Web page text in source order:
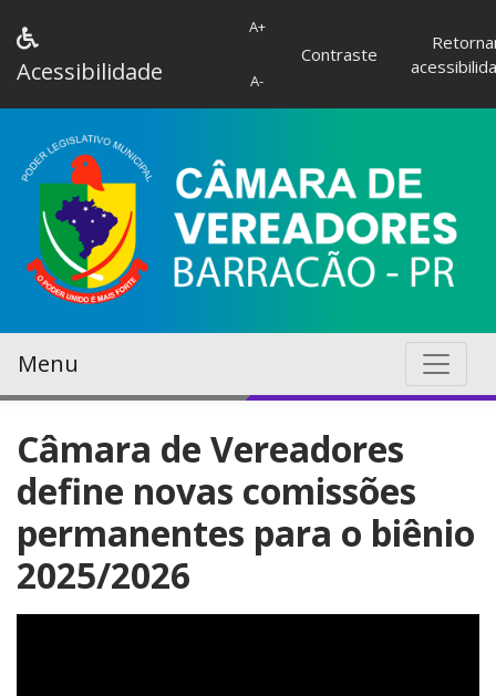
Acessibilidade
A+
A-
Contraste
Menu
Câmara de Vereadores
define novas comissões
permanentes para o biênio
2025/2026